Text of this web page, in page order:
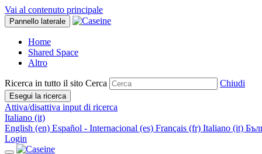
Vai al contenuto principale
Pannello laterale
Home
Shared Space
Altro
Ricerca in tutto il sito Cerca Chiudi
Esegui la ricerca
Attiva/disattiva input di ricerca
Italiano ‎(it)‎
English ‎(en)‎ Español - Internacional ‎(es)‎ Français ‎(fr)‎ Italiano ‎(it)‎
Login